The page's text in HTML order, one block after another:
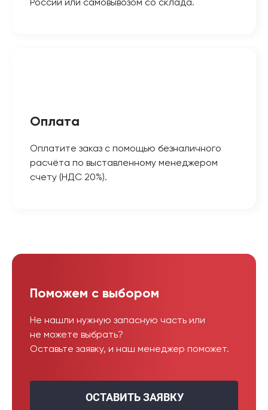
России или самовывозом со склада.
Оплата
Оплатите заказ с помощью безналичного
расчёта по выставленному менеджером
счету (НДС 20%).
Поможем с выбором
Не нашли нужную запасную часть или
не можете выбрать?
Оставьте заявку, и наш менеджер поможет.
ОСТАВИТЬ ЗАЯВКУ